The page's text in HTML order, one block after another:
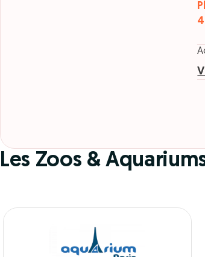
Les Zoos &